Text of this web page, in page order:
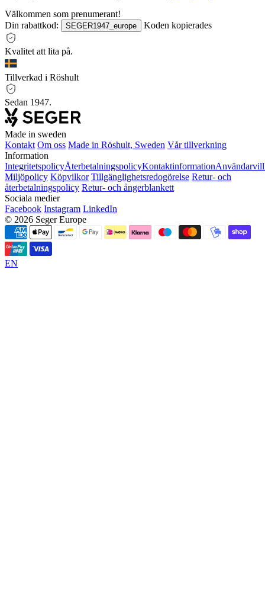
Välkommen som prenumerant!
Din rabattkod:
SEGER1947_europe Koden kopierades
Kvalitet att lita på.
Tillverkad i Röshult
Sedan 1947.
Made in sweden
Kontakt Om oss Made in Röshult, Sweden Vår tillverkning
Information
IntegritetspolicyÅterbetalningspolicyKontaktinformation
Miljöpolicy Köpvilkor Tillgänglighetsredogörelse Retur- och
återbetalningspolicy Retur- och ångerblankett
Sociala medier
Facebook Instagram LinkedIn
© 2026 Seger Europe
EN